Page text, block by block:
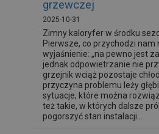
grzewczej
2025-10-31
Zimny kaloryfer w środku
Pierwsze, co przychodzi nam
wyjaśnienie: „na pewno jest
jednak odpowietrzanie nie
grzejnik wciąż pozostaje
przyczyna problemu leży
sytuacje, które można
też takie, w których dalsze
pogorszyć stan instalacji...